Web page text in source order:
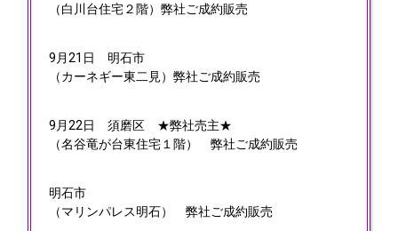
（白川台住宅２階）弊社ご成約販売
9月21日 明石市
（カーネギー東二見）弊社ご成約販売
9月22日 須磨区 ★弊社売主★
（名谷竜が台東住宅１階） 弊社ご成約販売
明石市
（マリンパレス明石） 弊社ご成約販売